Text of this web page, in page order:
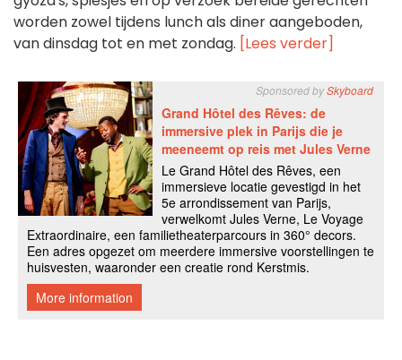
worden zowel tijdens lunch als diner aangeboden,
van dinsdag tot en met zondag. [Lees verder]